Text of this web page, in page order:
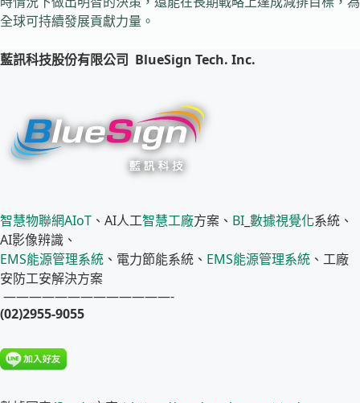
全球可持續發展貢獻力量。
藍訊科技股份有限公司 BlueSign Tech. Inc.
智慧物聯網AIoT 、AI人工智慧工廠方案、 BI 數據視覺化系統、
AI影像辨識、
EMS能源管理系統 、電力節能系統、 EMS能源管理系統 、工廠
安防工安解決方案
—————————————-
(02)2955-9055